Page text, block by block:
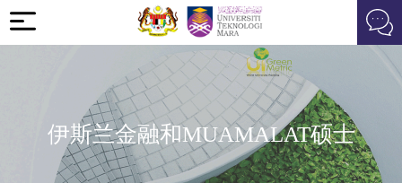
伊斯兰金融和MUAMALAT硕士